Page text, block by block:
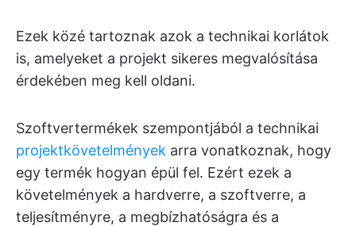
Ezek közé tartoznak azok a technikai korlátok
is, amelyeket a projekt sikeres megvalósítása
érdekében meg kell oldani.
Szoftvertermékek szempontjából a technikai
projektkövetelmények arra vonatkoznak, hogy
egy termék hogyan épül fel. Ezért ezek a
követelmények a hardverre, a szoftverre, a
teljesítményre, a megbízhatóságra és a